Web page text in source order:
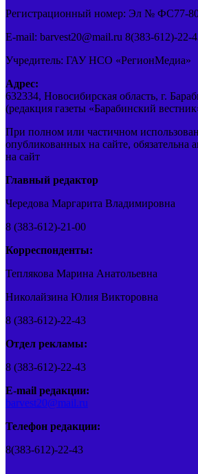
Регистрационный номер: Эл № ФС77-
E-mail: barvest20@mail.ru 8(383-612)-22-
Учредитель: ГАУ НСО «РегионМедиа»
Адрес:
632334, Новосибирская область, г.
(редакция газеты «Барабинский
При полном или частичном
опубликованных на сайте, обязательна
на сайт
Главный редактор
Чередова Маргарита Владимировна
8 (383-612)-21-00
Корреспонденты:
Теплякова Марина Анатольевна
Николайзина Юлия Викторовна
8 (383-612)-22-43
Отдел рекламы:
8 (383-612)-22-43
E-mail редакции:
barvest20@mail.ru
Телефон редакции:
8(383-612)-22-43